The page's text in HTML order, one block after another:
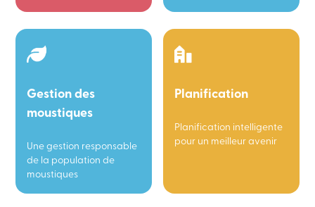
Gestion des
moustiques
Une gestion responsable
de la population de
moustiques
Planification
Planification intelligente
pour un meilleur avenir